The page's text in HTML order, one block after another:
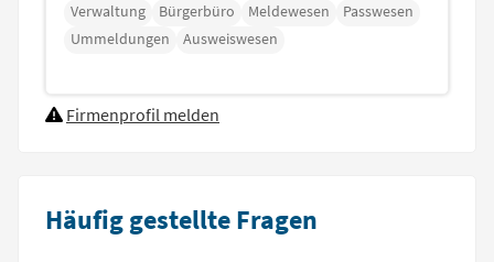
Verwaltung Bürgerbüro Meldewesen
Passwesen
Ummeldungen
Ausweiswesen
Firmenprofil melden
Häufig gestellte Fragen